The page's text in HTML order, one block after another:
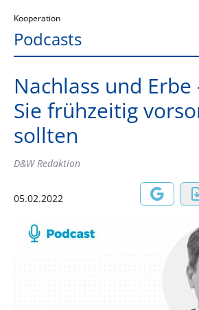
Kooperation
Podcasts
Nachlass und
Sie frühzeitig
sollten
D&W Redaktion
05.02.2022